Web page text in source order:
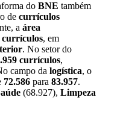
do BNE também
de currículos
a área
currículos, em
. No setor do
currículos,
campo da logística, o
72.586 para 83.957.
(68.927), Limpeza